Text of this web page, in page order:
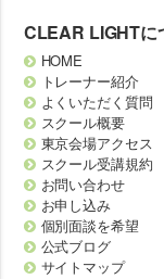
CLEAR LIGHTに
HOME
トレーナー紹介
よくいただく質問
スクール概要
東京会場アクセス
スクール受講規約
お問い合わせ
お申し込み
個別面談を希望
公式ブログ
サイトマップ